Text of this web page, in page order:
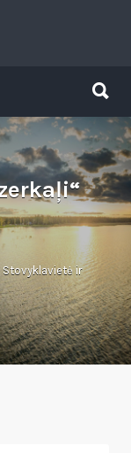
Stovyklavietė ir